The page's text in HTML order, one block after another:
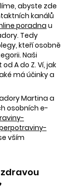
abyste zde
kanálů
poradnau
Tedy
kteří osobně
Naši
A do Z. Ví, jak
má účinky a
Martina a
osobních e-
vším